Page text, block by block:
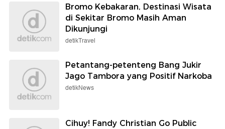
Bromo Kebakaran, Destinasi Wisata
di Sekitar Bromo Masih Aman
Dikunjungi
detikTravel
Petantang-petenteng Bang Jukir
Jago Tambora yang Positif Narkoba
detikNews
Cihuy! Fandy Christian Go Public